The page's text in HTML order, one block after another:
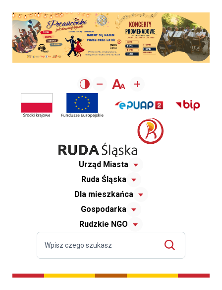
Urząd Miasta
Ruda Śląska
Dla mieszkańca
Gospodarka
Rudzkie NGO